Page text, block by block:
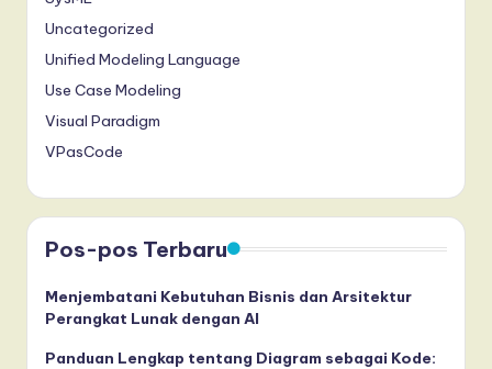
I,
S
o
f
w
a
r
e
Uncategorized
Unified Modeling Language
Use Case Modeling
Visual Paradigm
VPasCode
Pos-pos Terbaru
Menjembatani Kebutuhan Bisnis dan Arsitektur
Perangkat Lunak dengan AI
Panduan Lengkap tentang Diagram sebagai Kode: